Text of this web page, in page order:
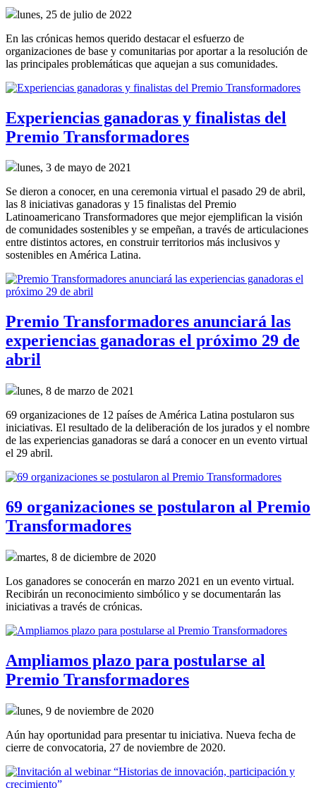
lunes, 25 de julio de 2022
En las crónicas hemos querido destacar el esfuerzo de
organizaciones de base y comunitarias por aportar a la resolución de
las principales problemáticas que aquejan a sus comunidades.
Experiencias ganadoras y finalistas del
Premio Transformadores
lunes, 3 de mayo de 2021
Se dieron a conocer, en una ceremonia virtual el pasado 29 de abril,
las 8 iniciativas ganadoras y 15 finalistas del Premio
Latinoamericano Transformadores que mejor ejemplifican la visión
de comunidades sostenibles y se empeñan, a través de articulaciones
entre distintos actores, en construir territorios más inclusivos y
sostenibles en América Latina.
Premio Transformadores anunciará las
experiencias ganadoras el próximo 29 de
abril
lunes, 8 de marzo de 2021
69 organizaciones de 12 países de América Latina postularon sus
iniciativas. El resultado de la deliberación de los jurados y el nombre
de las experiencias ganadoras se dará a conocer en un evento virtual
el 29 abril.
69 organizaciones se postularon al Premio
Transformadores
martes, 8 de diciembre de 2020
Los ganadores se conocerán en marzo 2021 en un evento virtual.
Recibirán un reconocimiento simbólico y se documentarán las
iniciativas a través de crónicas.
Ampliamos plazo para postularse al
Premio Transformadores
lunes, 9 de noviembre de 2020
Aún hay oportunidad para presentar tu iniciativa. Nueva fecha de
cierre de convocatoria, 27 de noviembre de 2020.